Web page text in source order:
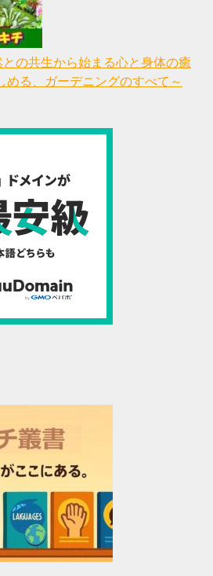
の共生から始まる心と身体の癒
める、ガーデニングのすべて～